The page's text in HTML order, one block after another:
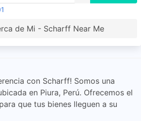
de Mi - Scharff Near Me
con Scharff! Somos una
en Piura, Perú. Ofrecemos el
que tus bienes lleguen a su